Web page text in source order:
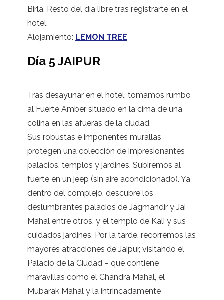
Birla. Resto del día libre tras registrarte en el
hotel.
Alojamiento: LEMON TREE
Día 5 JAIPUR
Tras desayunar en el hotel, tomamos rumbo
al Fuerte Amber situado en la cima de una
colina en las afueras de la ciudad.
Sus robustas e imponentes murallas
protegen una colección de impresionantes
palacios, templos y jardines. Subiremos al
fuerte en un jeep (sin aire acondicionado). Ya
dentro del complejo, descubre los
deslumbrantes palacios de Jagmandir y Jai
Mahal entre otros, y el templo de Kali y sus
cuidados jardines. Por la tarde, recorremos las
mayores atracciones de Jaipur, visitando el
Palacio de la Ciudad – que contiene
maravillas como el Chandra Mahal, el
Mubarak Mahal y la intrincadamente